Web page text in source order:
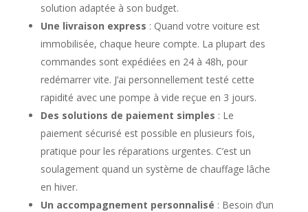
solution adaptée à son budget.
Une livraison express : Quand votre voiture est
immobilisée, chaque heure compte. La plupart des
commandes sont expédiées en 24 à 48h, pour
redémarrer vite. J’ai personnellement testé cette
rapidité avec une pompe à vide reçue en 3 jours.
Des solutions de paiement simples : Le
paiement sécurisé est possible en plusieurs fois,
pratique pour les réparations urgentes. C’est un
soulagement quand un système de chauffage lâche
en hiver.
Un accompagnement personnalisé : Besoin d’un